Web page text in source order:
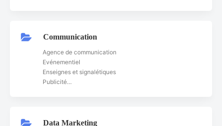
Communication
Agence de communication
Evénementiel
Enseignes et signalétiques
Publicité…
Data Marketing